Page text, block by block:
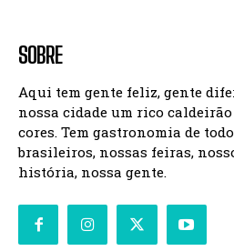
SOBRE
Aqui tem gente feliz, gente
nossa cidade um rico caldeirão
cores. Tem gastronomia de
brasileiros, nossas feiras,
história, nossa gente.